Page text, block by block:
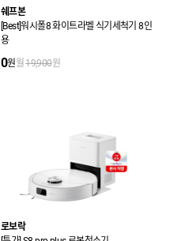
쉐프본
[Best]워시폴8 화이트라벨 식기세척기 8인
용
0원월19,900원
로보락